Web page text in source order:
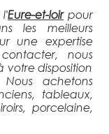
l'Eure-et-loirpour
les meilleurs
une expertise
nous
votre disposition
achetons
tableaux,
porcelaine,